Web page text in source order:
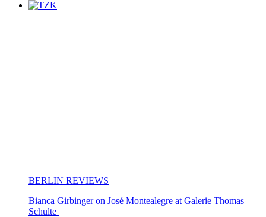
BERLIN REVIEWS
Bianca Girbinger on José Montealegre at Galerie Thomas
Schulte